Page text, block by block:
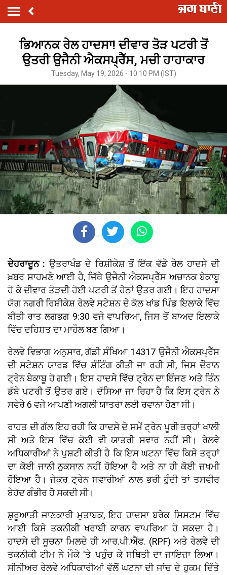
ਭਿਆਨਕ ਰੇਲ ਹਾਦਸਾ! ਦੀਵਾਰ ਤੋੜ ਪਟਰੀ ਤੋਂ
ਉਤਰੀ ਉਜੈਨੀ ਐਕਸਪ੍ਰੈੱਸ, ਮਚੀ ਹਾਹਾਕਾਰ
Tuesday, May 19, 2026 - 10:10 PM (IST)
ਦੇਹਰਾਦੂਨ : ਉਤਰਾਖੰਡ ਦੇ ਰਿਸ਼ੀਕੇਸ਼ ਤੋਂ ਇੱਕ ਵੱਡੇ ਰੇਲ ਹਾਦਸੇ ਦੀ
ਖ਼ਬਰ ਸਾਹਮਣੇ ਆਈ ਹੈ, ਜਿੱਥੇ ਉਜੈਨੀ ਐਕਸਪ੍ਰੈੱਸ ਅਚਾਨਕ ਬੇਕਾਬੂ
ਹੋ ਕੇ ਦੀਵਾਰ ਤੋੜਦੀ ਹੋਈ ਪਟਰੀ ਤੋਂ ਹੇਠਾਂ ਉਤਰ ਗਈ। ਇਹ ਹਾਦਸਾ
ਯੋਗ ਨਗਰੀ ਰਿਸ਼ੀਕੇਸ਼ ਰੇਲਵੇ ਸਟੇਸ਼ਨ ਦੇ ਕੋਲ ਖਾਂਡ ਪਿੰਡ ਇਲਾਕੇ ਵਿੱਚ
ਬੀਤੀ ਰਾਤ ਲਗਭਗ 9:30 ਵਜੇ ਵਾਪਰਿਆ, ਜਿਸ ਤੋਂ ਬਾਅਦ ਇਲਾਕੇ
ਵਿੱਚ ਦਹਿਸ਼ਤ ਦਾ ਮਾਹੌਲ ਬਣ ਗਿਆ।
ਰੇਲਵੇ ਵਿਭਾਗ ਅਨੁਸਾਰ, ਗੱਡੀ ਸੰਖਿਆ 14317 ਉਜੈਨੀ ਐਕਸਪ੍ਰੈੱਸ
ਦੀ ਸਟੇਸ਼ਨ ਯਾਰਡ ਵਿੱਚ ਸ਼ੰਟਿੰਗ ਕੀਤੀ ਜਾ ਰਹੀ ਸੀ, ਜਿਸ ਦੌਰਾਨ
ਟ੍ਰੇਨ ਬੇਕਾਬੂ ਹੋ ਗਈ। ਇਸ ਹਾਦਸੇ ਵਿੱਚ ਟ੍ਰੇਨ ਦਾ ਇੰਜਣ ਅਤੇ ਤਿੰਨ
ਡੱਬੇ ਪਟਰੀ ਤੋਂ ਉਤਰ ਗਏ। ਦੱਸਿਆ ਜਾ ਰਿਹਾ ਹੈ ਕਿ ਇਸ ਟ੍ਰੇਨ ਨੇ
ਸਵੇਰੇ 6 ਵਜੇ ਆਪਣੀ ਅਗਲੀ ਯਾਤਰਾ ਲਈ ਰਵਾਨਾ ਹੋਣਾ ਸੀ।
ਰਾਹਤ ਦੀ ਗੱਲ ਇਹ ਰਹੀ ਕਿ ਹਾਦਸੇ ਦੇ ਸਮੇਂ ਟ੍ਰੇਨ ਪੂਰੀ ਤਰ੍ਹਾਂ ਖਾਲੀ
ਸੀ ਅਤੇ ਇਸ ਵਿੱਚ ਕੋਈ ਵੀ ਯਾਤਰੀ ਸਵਾਰ ਨਹੀਂ ਸੀ। ਰੇਲਵੇ
ਅਧਿਕਾਰੀਆਂ ਨੇ ਪੁਸ਼ਟੀ ਕੀਤੀ ਹੈ ਕਿ ਇਸ ਘਟਨਾ ਵਿੱਚ ਕਿਸੇ ਤਰ੍ਹਾਂ
ਦਾ ਕੋਈ ਜਾਨੀ ਨੁਕਸਾਨ ਨਹੀਂ ਹੋਇਆ ਹੈ ਅਤੇ ਨਾ ਹੀ ਕੋਈ ਜ਼ਖ਼ਮੀ
ਹੋਇਆ ਹੈ। ਜੇਕਰ ਟ੍ਰੇਨ ਸਵਾਰੀਆਂ ਨਾਲ ਭਰੀ ਹੁੰਦੀ ਤਾਂ ਤਸਵੀਰ
ਬੇਹੱਦ ਗੰਭੀਰ ਹੋ ਸਕਦੀ ਸੀ।
ਸ਼ੁਰੂਆਤੀ ਜਾਣਕਾਰੀ ਮੁਤਾਬਕ, ਇਹ ਹਾਦਸਾ ਬਰੇਕ ਸਿਸਟਮ ਵਿੱਚ
ਆਈ ਕਿਸੇ ਤਕਨੀਕੀ ਖਰਾਬੀ ਕਾਰਨ ਵਾਪਰਿਆ ਹੋ ਸਕਦਾ ਹੈ।
ਹਾਦਸੇ ਦੀ ਸੂਚਨਾ ਮਿਲਦੇ ਹੀ ਆਰ.ਪੀ.ਐੱਫ. (RPF) ਅਤੇ ਰੇਲਵੇ ਦੀ
ਤਕਨੀਕੀ ਟੀਮ ਨੇ ਮੌਕੇ 'ਤੇ ਪਹੁੰਚ ਕੇ ਸਥਿਤੀ ਦਾ ਜਾਇਜ਼ਾ ਲਿਆ।
ਸੀਨੀਅਰ ਰੇਲਵੇ ਅਧਿਕਾਰੀਆਂ ਵੱਲੋਂ ਘਟਨਾ ਦੀ ਜਾਂਚ ਦੇ ਹੁਕਮ ਦਿੱਤੇ